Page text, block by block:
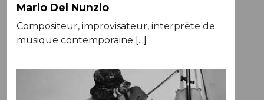
Mario Del Nunzio
Compositeur, improvisateur, interprète de
musique contemporaine [...]